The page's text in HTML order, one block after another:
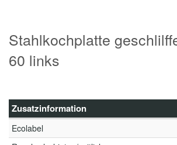
Stahlkochplatte
60 links
Zusatzinformation
Ecolabel